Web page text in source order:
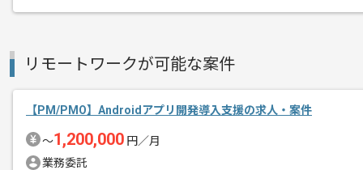
リモートワークが可能な案件
【PM/PMO】Androidアプリ開発導入支援の求人・案件
〜1,200,000 円／月
業務委託